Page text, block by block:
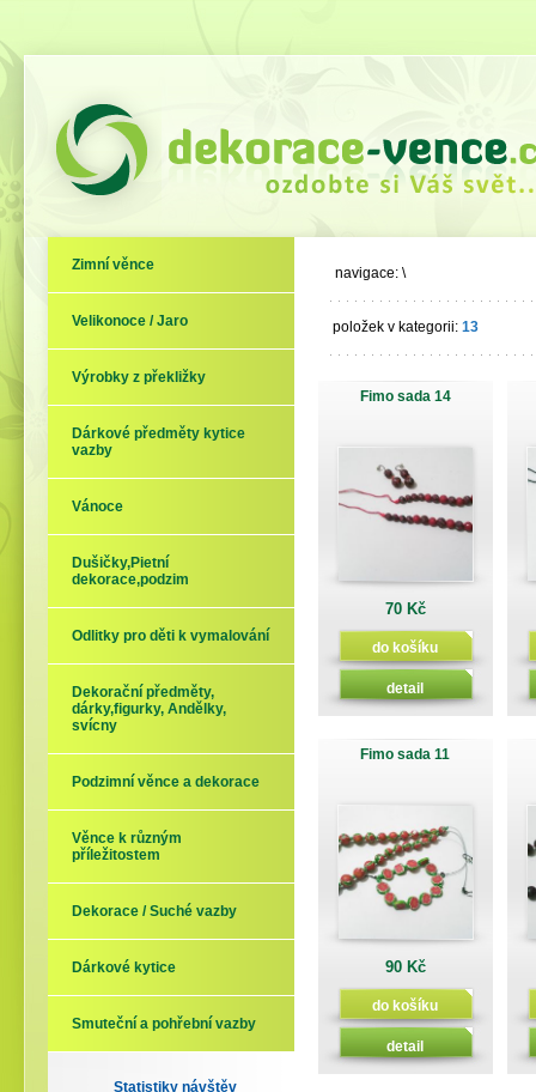
Zimní věnce
Velikonoce / Jaro
Výrobky z překližky
Dárkové předměty kytice
vazby
Vánoce
Dušičky,Pietní
dekorace,podzim
Odlitky pro děti k vymalování
Dekorační předměty,
dárky,figurky, Andělky,
svícny
Podzimní věnce a dekorace
Věnce k různým
příležitostem
Dekorace / Suché vazby
Dárkové kytice
Smuteční a pohřební vazby
Statistiky návštěv
navigace: \
položek v kategorii: 13
Fimo sada 14
70 Kč
do košíku
detail
Fimo sada 11
90 Kč
do košíku
detail